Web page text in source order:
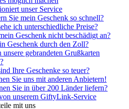
unser Service
Sie mein Geschenk so schnell?
ich unterschiedliche Preise?
Geschenk nicht beschädigt an?
Geschenk durch den Zoll?
gebrandeten Grußkarten
Ihre Geschenke so teuer?
Sie uns mit anderen Anbietern!
Sie in über 200 Länder liefern?
unserem GiftyLink-Service
mit uns